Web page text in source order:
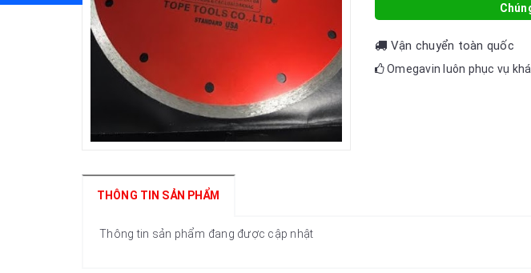
Vận chuyển toàn quốc
Omegavin luôn phục vụ
THÔNG TIN SẢN PHẨM
Thông tin sản phẩm đang được cập nhật